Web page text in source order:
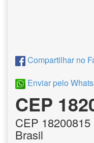
Compartilhar no
Enviar pelo
CEP
CEP 18200815
Brasil